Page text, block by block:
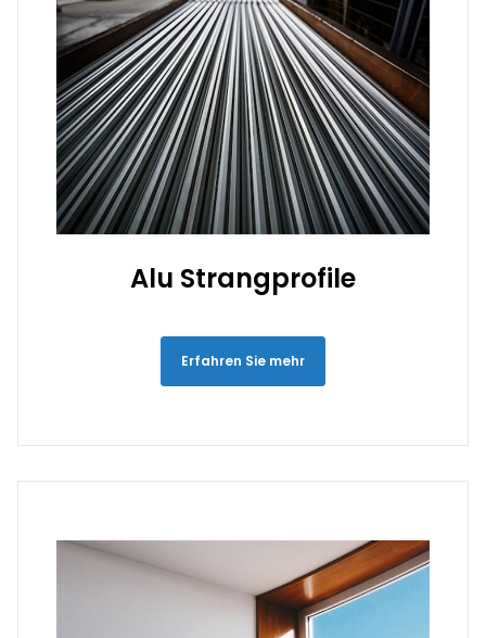
Alu Strangprofile
Erfahren Sie mehr